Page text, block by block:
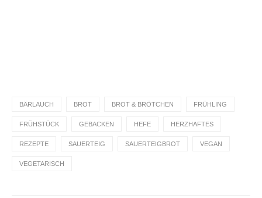
BÄRLAUCH BROT BROT & BRÖTCHEN FRÜHLING
FRÜHSTÜCK GEBACKEN HEFE HERZHAFTES
REZEPTE SAUERTEIG SAUERTEIGBROT VEGAN
VEGETARISCH